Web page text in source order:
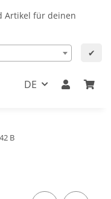
Artikel für deinen
✔
DE
B